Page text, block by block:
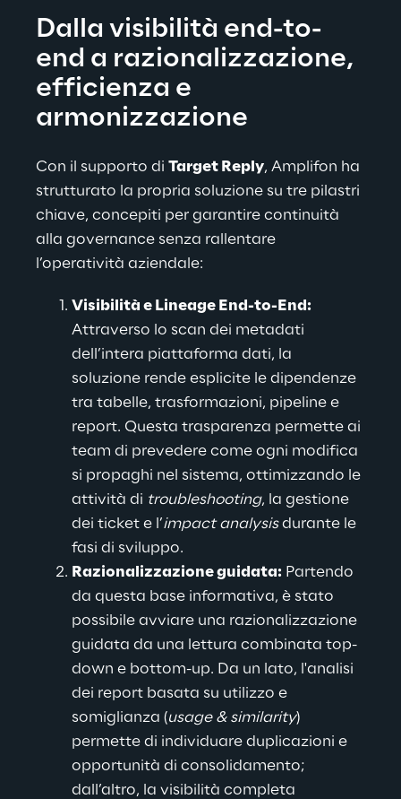
Dalla visibilità end-to-
end a razionalizzazione,
efficienza e
armonizzazione
Con il supporto di Target Reply, Amplifon ha
strutturato la propria soluzione su tre pilastri
chiave, concepiti per garantire continuità
alla governance senza rallentare
l’operatività aziendale:
Visibilità e Lineage End-to-End:
Attraverso lo scan dei metadati
dell’intera piattaforma dati, la
soluzione rende esplicite le dipendenze
tra tabelle, trasformazioni, pipeline e
report. Questa trasparenza permette ai
team di prevedere come ogni modifica
si propaghi nel sistema, ottimizzando le
attività di troubleshooting, la gestione
dei ticket e l’impact analysis durante le
fasi di sviluppo.
Razionalizzazione guidata: Partendo
da questa base informativa, è stato
possibile avviare una razionalizzazione
guidata da una lettura combinata top-
down e bottom-up. Da un lato, l'analisi
dei report basata su utilizzo e
somiglianza (usage & similarity)
permette di individuare duplicazioni e
opportunità di consolidamento;
dall’altro, la visibilità completa